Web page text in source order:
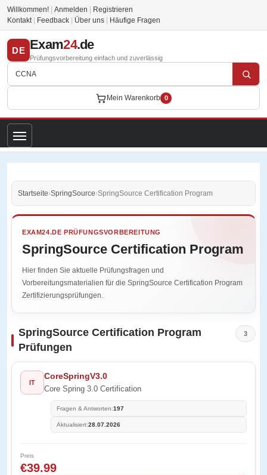
Willkommen! Anmelden
Registrieren
Kontakt
Feedback Über uns Häufige Fragen
DE Exam24.de
Prüfungsvorbereitung einfach und zuverlässig
Mein Warenkorb 0
Startseite›SpringSource›SpringSource Certification Program
EXAM24.DE PRÜFUNGSVORBEREITUNG
SpringSource Certification Program
Hier finden Sie aktuelle Prüfungsfragen und
Vorbereitungsmaterialien für die SpringSource Certification Program
Zertifizierungsprüfungen.
SpringSource Certification Program
Prüfungen
3
IT
CoreSpringV3.0
Core Spring 3.0 Certification
Fragen & Antworten:197
Aktualisiert:28.07.2026
Preis
€39.99